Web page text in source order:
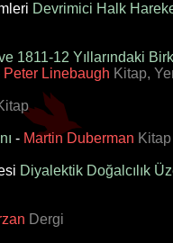
Devrimici Halk
1811-12 Yıllarındaki
Peter Linebaugh Kitap,
- Martin Duberman Kitap
Diyalektik Doğalcılık
Dergi